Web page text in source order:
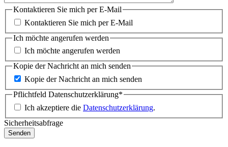
Kontaktieren Sie mich per E-Mail
Kontaktieren Sie mich per E-Mail
Ich möchte angerufen werden
Ich möchte angerufen werden
Kopie der Nachricht an mich senden
Kopie der Nachricht an mich senden
Pflichtfeld Datenschutzerklärung*
Ich akzeptiere die Datenschutzerklärung.
Sicherheitsabfrage
Senden